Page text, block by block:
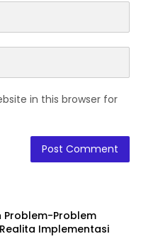
in this browser for
Problem-Problem
Implementasi